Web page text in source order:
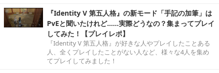
『Identity V 第五人格』の新モード「手記の加筆」は
PvEと聞いたけれど……実際どうなの？集まってプレイ
してみた！【プレイレポ】
『Identity V 第五人格』が好きな人やプレイしたことある
人、全くプレイしたことがない人など、様々な4人を集め
てプレイしてみました！